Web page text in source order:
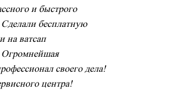
и быстрого
бесплатную
на ватсап
Огромнейшая
своего дела!
центра!